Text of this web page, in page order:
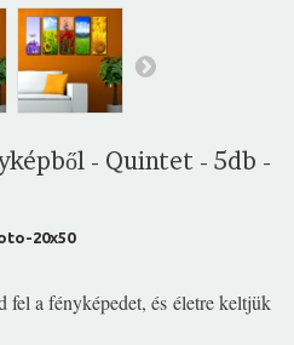
- Quintet - 5db -
20x50
fel a fényképedet, és életre keltjük